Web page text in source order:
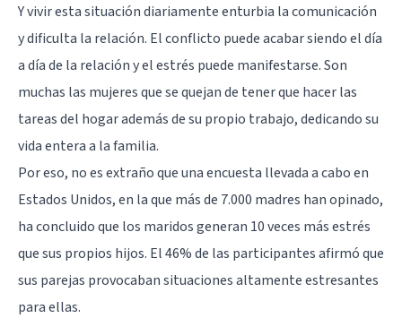
Y vivir esta situación diariamente enturbia la comunicación
y dificulta la relación. El conflicto puede acabar siendo el día
a día de la relación y el estrés puede manifestarse. Son
muchas las mujeres que se quejan de tener que hacer las
tareas del hogar además de su propio trabajo, dedicando su
vida entera a la familia.
Por eso, no es extraño que una encuesta llevada a cabo en
Estados Unidos, en la que más de 7.000 madres han opinado,
ha concluido que los maridos generan 10 veces más estrés
que sus propios hijos. El 46% de las participantes afirmó que
sus parejas provocaban situaciones altamente estresantes
para ellas.